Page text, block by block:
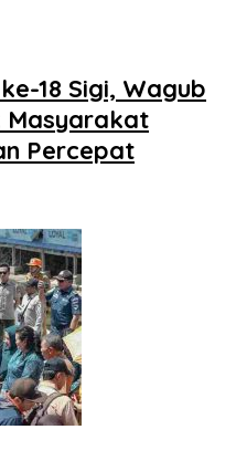
18 Sigi, Wagub
Masyarakat
Percepat